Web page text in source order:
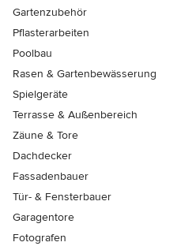
Gartenzubehör
Pflasterarbeiten
Poolbau
Rasen & Gartenbewässerung
Spielgeräte
Terrasse & Außenbereich
Zäune & Tore
Dachdecker
Fassadenbauer
Tür- & Fensterbauer
Garagentore
Fotografen